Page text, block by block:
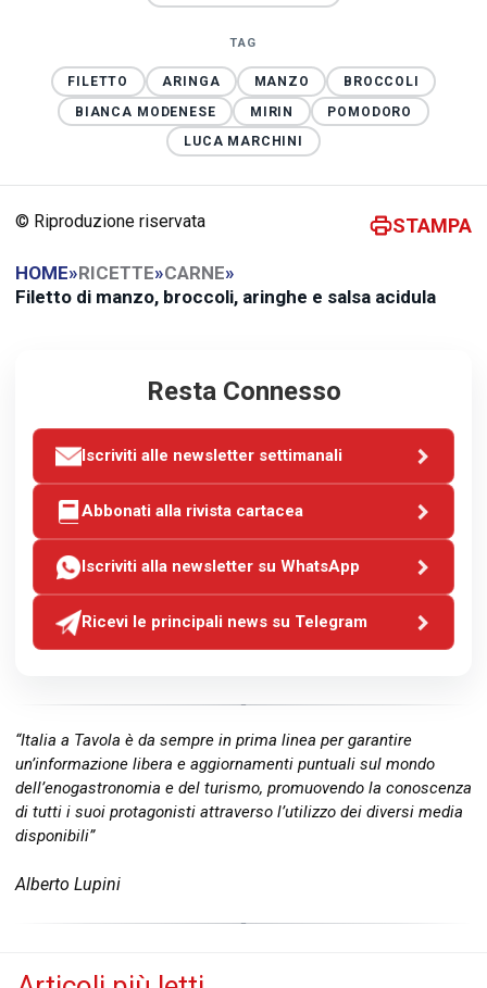
TAG
FILETTO ARINGA MANZO
BROCCOLI
BIANCA MODENESE
MIRIN
POMODORO
LUCA MARCHINI
© Riproduzione riservata STAMPA
HOME»RICETTE»CARNE»
Filetto di manzo, broccoli, aringhe e salsa acidula
Resta Connesso
Iscriviti alle newsletter settimanali
Abbonati alla rivista cartacea
Iscriviti alla newsletter su WhatsApp
Ricevi le principali news su Telegram
“Italia a Tavola è da sempre in prima linea per garantire
un’informazione libera e aggiornamenti puntuali sul mondo
dell’enogastronomia e del turismo, promuovendo la conoscenza
di tutti i suoi protagonisti attraverso l’utilizzo dei diversi media
disponibili”
Alberto Lupini